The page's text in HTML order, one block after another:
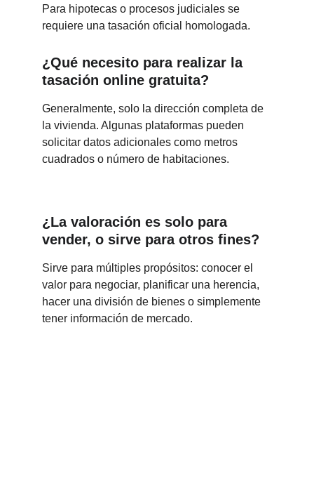
Para hipotecas o procesos judiciales se
requiere una tasación oficial homologada.
¿Qué necesito para realizar la
tasación online gratuita?
Generalmente, solo la dirección completa de
la vivienda. Algunas plataformas pueden
solicitar datos adicionales como metros
cuadrados o número de habitaciones.
¿La valoración es solo para
vender, o sirve para otros fines?
Sirve para múltiples propósitos: conocer el
valor para negociar, planificar una herencia,
hacer una división de bienes o simplemente
tener información de mercado.